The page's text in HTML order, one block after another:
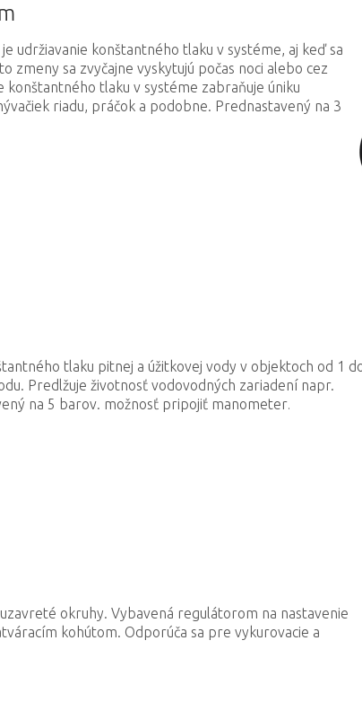
udržiavanie konštantného tlaku v systéme, aj keď sa
zmeny sa zvyčajne vyskytujú počas noci alebo cez
tlaku v systéme zabraňuje úniku
riadu, práčok a podobne. Prednastavený na 3
tlaku pitnej a úžitkovej vody v objektoch od 1
Predlžuje životnosť vodovodných zariadení napr.
na 5 barov. možnosť pripojiť manometer.
okruhy. Vybavená regulátorom na nastavenie
kohútom. Odporúča sa pre vykurovacie a